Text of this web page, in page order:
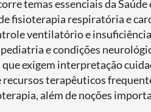
temas essenciais da
fisioterapia respiratória e
ventilatório e
e condições
exigem interpretação
recursos terapêuticos
além de noções